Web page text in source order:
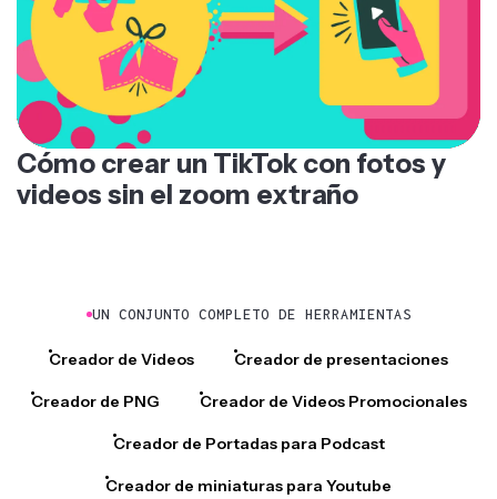
Cómo crear un TikTok con fotos y
videos sin el zoom extraño
UN CONJUNTO COMPLETO DE HERRAMIENTAS
Creador de Videos Creador de presentaciones
Creador de PNG Creador de Videos Promocionales
Creador de Portadas para Podcast
Creador de miniaturas para Youtube